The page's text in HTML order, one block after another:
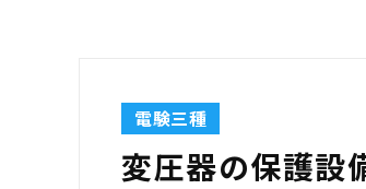
電験三種
変圧器の保護設備